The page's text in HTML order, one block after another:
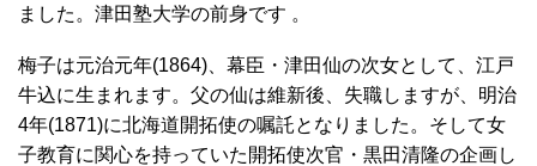
ました。津田塾大学の前身です 。
梅子は元治元年(1864)、幕臣・津田仙の次女として、江戸
牛込に生まれます。父の仙は維新後、失職しますが、明治
4年(1871)に北海道開拓使の嘱託となりました。そして女
子教育に関心を持っていた開拓使次官・黒田清隆の企画し